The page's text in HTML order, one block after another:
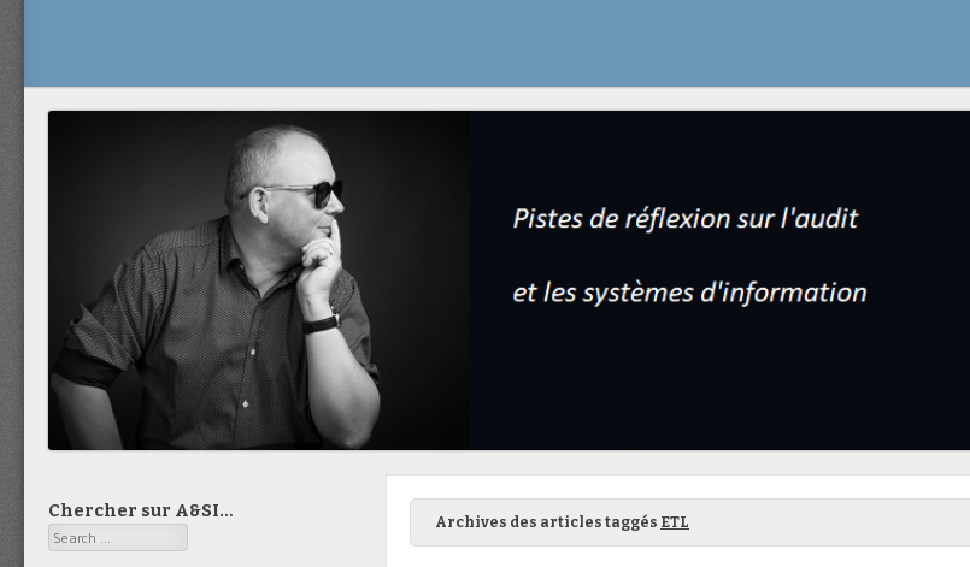
Archives des articles taggés ETL
Chercher sur A&SI…
Search